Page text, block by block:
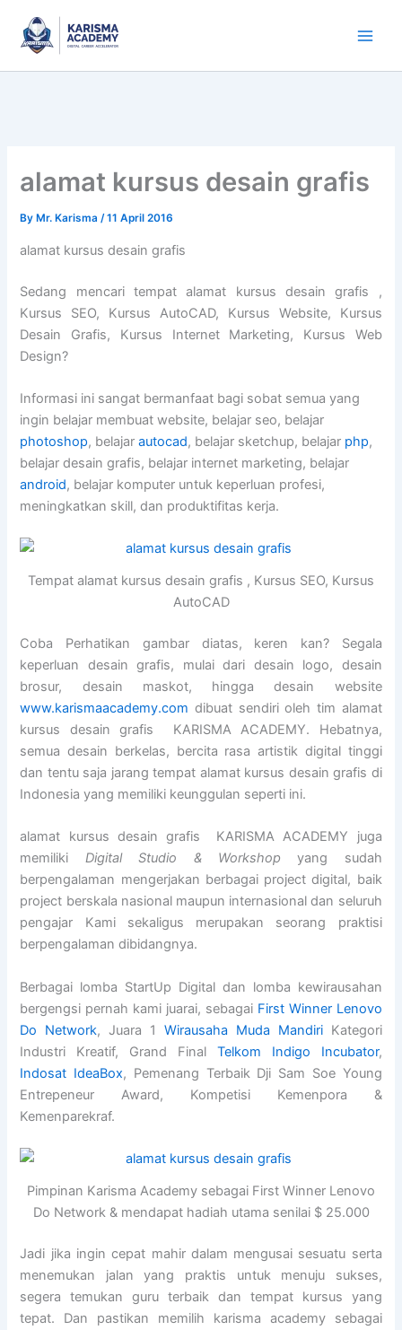
content
alamat kursus desain grafis
By Mr. Karisma/11 April 2016
alamat kursus desain grafis
Sedang mencari tempat alamat kursus desain grafis ,
Kursus SEO, Kursus AutoCAD, Kursus Website, Kursus
Desain Grafis, Kursus Internet Marketing, Kursus Web
Design?
Informasi ini sangat bermanfaat bagi sobat semua yang
ingin belajar membuat website, belajar seo, belajar
photoshop, belajarautocad, belajar sketchup, belajar php,
belajar desain grafis, belajar internet marketing, belajar
android, belajar komputer untuk keperluan profesi,
meningkatkan skill, dan produktifitas kerja.
Tempat alamat kursus desain grafis , Kursus SEO, Kursus
AutoCAD
Coba Perhatikan gambar diatas, keren kan? Segala
keperluan desain grafis, mulai dari desain logo, desain
brosur, desain maskot, hingga desain website
www.karismaacademy.com dibuat sendiri oleh tim alamat
kursus desain grafis KARISMA ACADEMY. Hebatnya,
semua desain berkelas, bercita rasa artistik digital tinggi
dan tentu saja jarang tempat alamat kursus desain grafis di
Indonesia yang memiliki keunggulan seperti ini.
alamat kursus desain grafis KARISMA ACADEMY juga
memiliki Digital Studio & Workshop yang sudah
berpengalaman mengerjakan berbagai project digital, baik
project berskala nasional maupun internasional dan seluruh
pengajar Kami sekaligus merupakan seorang praktisi
berpengalaman dibidangnya.
Berbagai lomba StartUp Digital dan lomba kewirausahan
bergengsi pernah kami juarai, sebagai First Winner Lenovo
Do Network, Juara 1 Wirausaha Muda MandiriKategori
Industri Kreatif, Grand Final Telkom Indigo Incubator,
Indosat IdeaBox, Pemenang Terbaik Dji Sam Soe Young
Entrepeneur Award, Kompetisi Kemenpora &
Kemenparekraf.
Pimpinan Karisma Academy sebagai First Winner Lenovo
Do Network & mendapat hadiah utama senilai $ 25.000
Jadi jika ingin cepat mahir dalam mengusai sesuatu serta
menemukan jalan yang praktis untuk menuju sukses,
segera temukan guru terbaik dan tempat kursus yang
tepat. Dan pastikan memilih karisma academy sebagai